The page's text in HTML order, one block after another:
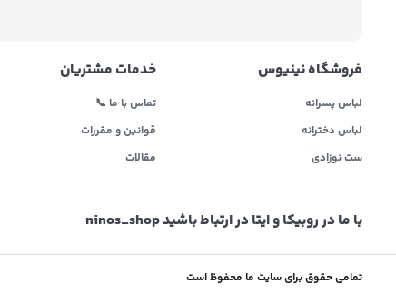
فروشگاه نینیوس
لباس پسرانه
لباس دخترانه
ست نوزادی
خدمات مشتریان
تماس با ما 📞
قوانین و مقررات
مقالات
با ما در روبیکا و ایتا در ارتباط باشید ninos_shop
تمامی حقوق برای سایت ما محفوظ است